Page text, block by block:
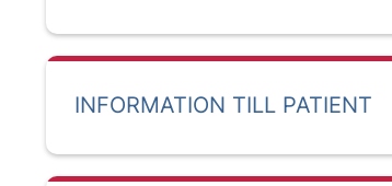
INFORMATION TILL PATIENT